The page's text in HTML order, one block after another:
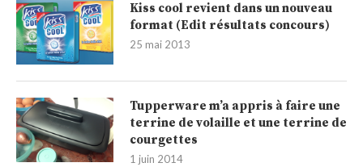
Kiss cool revient dans un nouveau
format (Edit résultats concours)
25 mai 2013
Tupperware m’a appris à faire une
terrine de volaille et une terrine de
courgettes
1 juin 2014